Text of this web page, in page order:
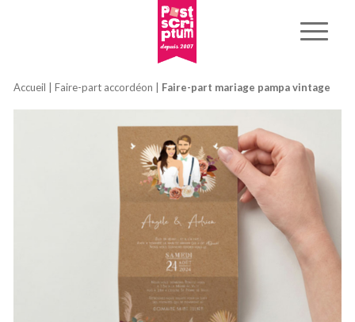
Accueil Faire-part accordéon Faire-part mariage pampa vintage